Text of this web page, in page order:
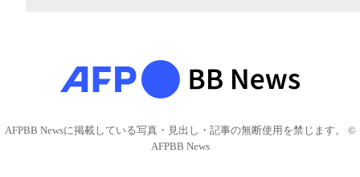
AFPBB Newsに掲載している写真・見出し・記事の無断使用を禁じます。 ©
AFPBB News